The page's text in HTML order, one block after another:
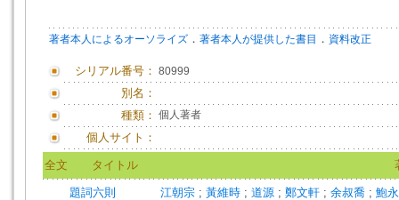
著者本人によるオーソライズ ． 著者本人が提供した書目 ． 資料改正
シリアル番号： 80999
別名：
種類： 個人著者
個人サイト：
全文 タイトル
題詞六則 江朝宗 ; 黃維時 ; 道源 ; 鄭文軒 ; 余叔喬 ; 鮑